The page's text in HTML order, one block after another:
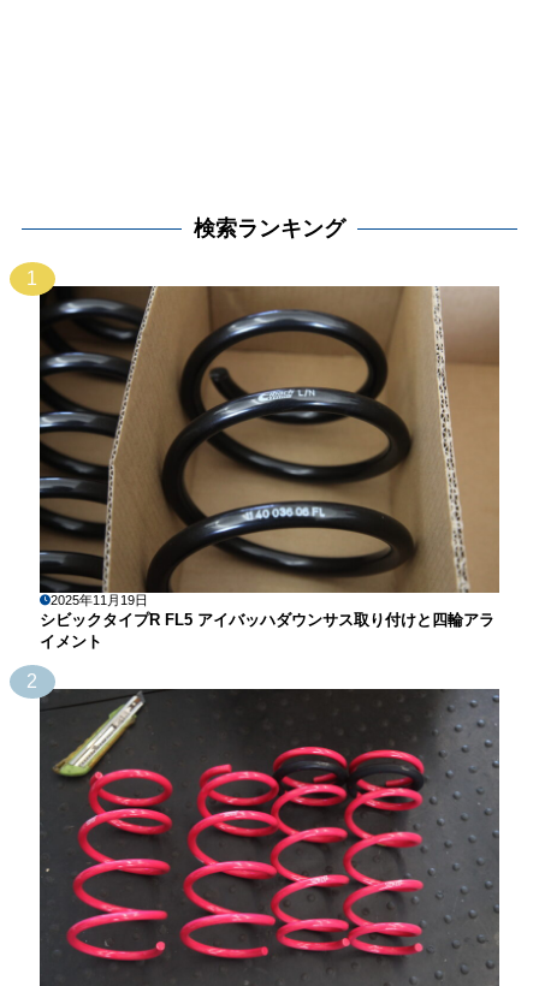
検索ランキング
1
2025年11月19日
シビックタイプR FL5 アイバッハダウンサス取り付けと四輪アラ
イメント
2